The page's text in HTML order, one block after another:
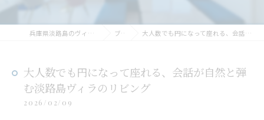
兵庫県淡路島のヴィラならヴィランス淡路島 ブログ 大人数でも円になって座れる、会話が自然と弾む淡路島ヴィラのリビング
大人数でも円になって座れる、会話が自然と弾
む淡路島ヴィラのリビング
2026/02/09